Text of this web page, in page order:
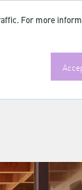
For more